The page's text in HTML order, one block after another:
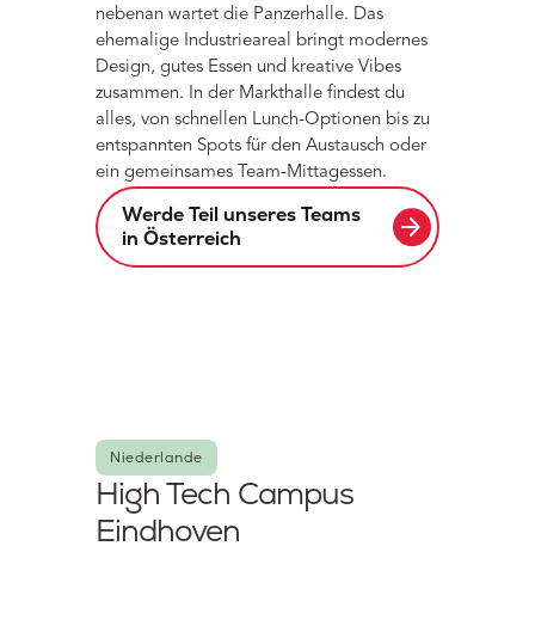
nebenan wartet die Panzerhalle. Das
ehemalige Industrieareal bringt modernes
Design, gutes Essen und kreative Vibes
zusammen. In der Markthalle findest du
alles, von schnellen Lunch-Optionen bis zu
entspannten Spots für den Austausch oder
ein gemeinsames Team-Mittagessen.
Werde Teil unseres Teams
in Österreich
arrow_forward
Niederlande
High Tech Campus
Eindhoven